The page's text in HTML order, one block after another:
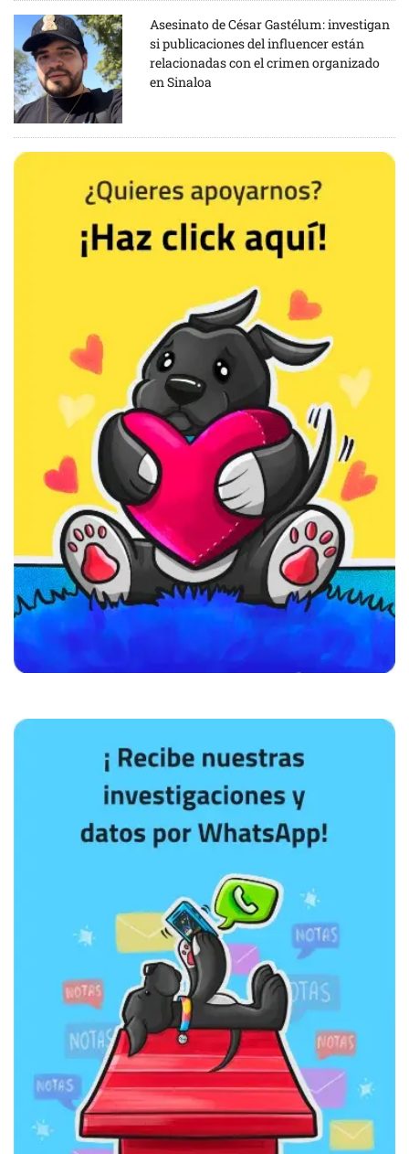
Asesinato de César Gastélum: investigan
si publicaciones del influencer están
relacionadas con el crimen organizado
en Sinaloa